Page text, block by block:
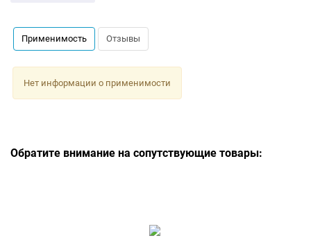
Применимость Отзывы
Нет информации о применимости
Обратите внимание на сопутствующие товары: